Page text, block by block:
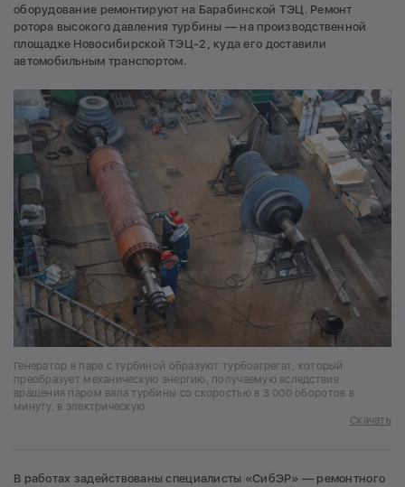
оборудование ремонтируют на Барабинской ТЭЦ. Ремонт
ротора высокого давления турбины — на производственной
площадке Новосибирской ТЭЦ-2, куда его доставили
автомобильным транспортом.
Генератор в паре с турбиной образуют турбоагрегат, который
преобразует механическую энергию, получаемую вследствие
вращения паром вала турбины со скоростью в 3 000 оборотов в
минуту, в электрическую
Скачать
В работах задействованы специалисты «СибЭР» — ремонтного